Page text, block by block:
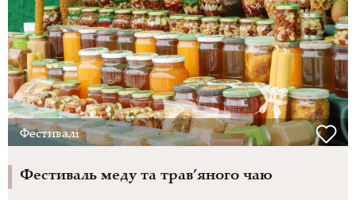
Фестивалі
Фестиваль меду та трав’яного чаю